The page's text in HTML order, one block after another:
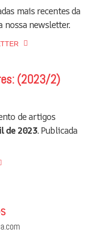
mais recentes da
nossa newsletter.
(2023/2)
de artigos
de 2023. Publicada